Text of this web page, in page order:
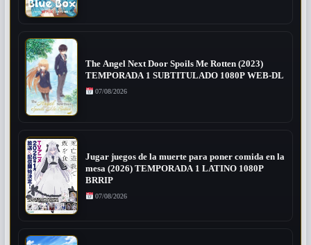
The Angel Next Door Spoils Me Rotten (2023)
TEMPORADA 1 SUBTITULADO 1080P WEB-DL
07/08/2026
Jugar juegos de la muerte para poner comida en la
mesa (2026) TEMPORADA 1 LATINO 1080P
BRRIP
07/08/2026